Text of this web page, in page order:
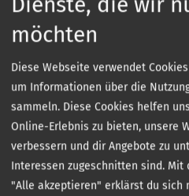
möchten
Diese Webseite verwendet
um Informationen über die
sammeln. Diese Cookies helfen
Online-Erlebnis zu bieten, unsere
verbessern und dir Angebote zu
Interessen zugeschnitten sind. Mit
"Alle akzeptieren" erklärst du sich